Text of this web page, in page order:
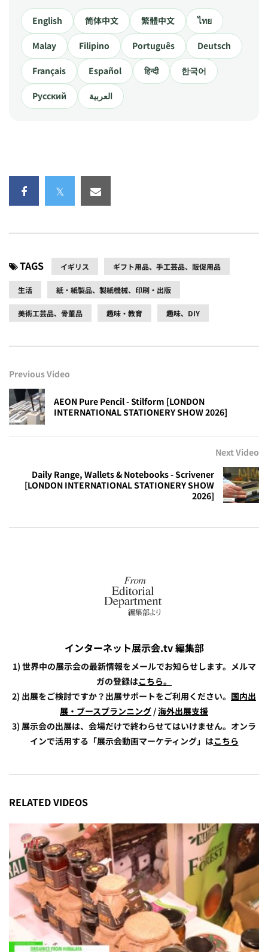
English 简体中文 繁體中文 ไทย
Malay Filipino Português Deutsch
Français Español हिन्दी 한국어
Русский العربية
TAGS イギリス ギフト用品、手工芸品、販促用品
生活 紙・紙製品、製紙機械、印刷・出版
美術工芸品、骨董品 趣味・教育 趣味、DIY
Previous Video
AEON Pure Pencil - Stilform [LONDON
INTERNATIONAL STATIONERY SHOW 2026]
Next Video
Daily Range, Wallets & Notebooks - Scrivener
[LONDON INTERNATIONAL STATIONERY SHOW
2026]
インターネット展示会.tv 編集部
1) 世界中の展示会の最新情報をメールでお知らせします。メルマ
ガの登録はこちら。
2) 出展をご検討ですか？出展サポートをご利用ください。 国内出
展・ブースプランニング /海外出展支援
3) 展示会の出展は、会場だけで終わらせてはいけません。オンラ
インで活用する「展示会動画マーケティング」はこちら
RELATED VIDEOS